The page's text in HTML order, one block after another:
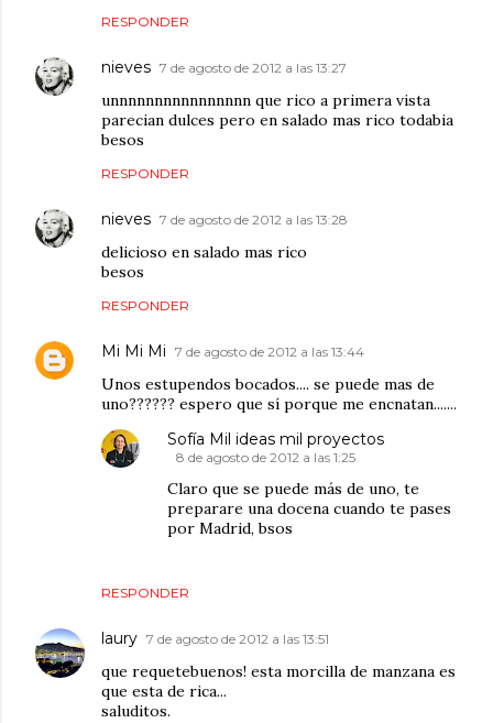
RESPONDER
nieves 7 de agosto de 2012 a las 13:27
unnnnnnnnnnnnnnnn que rico a primera vista
parecian dulces pero en salado mas rico todabia
besos
RESPONDER
nieves 7 de agosto de 2012 a las 13:28
delicioso en salado mas rico
besos
RESPONDER
Mi Mi Mi 7 de agosto de 2012 a las 13:44
Unos estupendos bocados.... se puede mas de
uno?????? espero que sí porque me encnatan.......
RESPONDER
Sofía Mil ideas mil proyectos
8 de agosto de 2012 a las 1:25
Claro que se puede más de uno, te
preparare una docena cuando te pases
por Madrid, bsos
laury 7 de agosto de 2012 a las 13:51
que requetebuenos! esta morcilla de manzana es
que esta de rica...
saluditos.